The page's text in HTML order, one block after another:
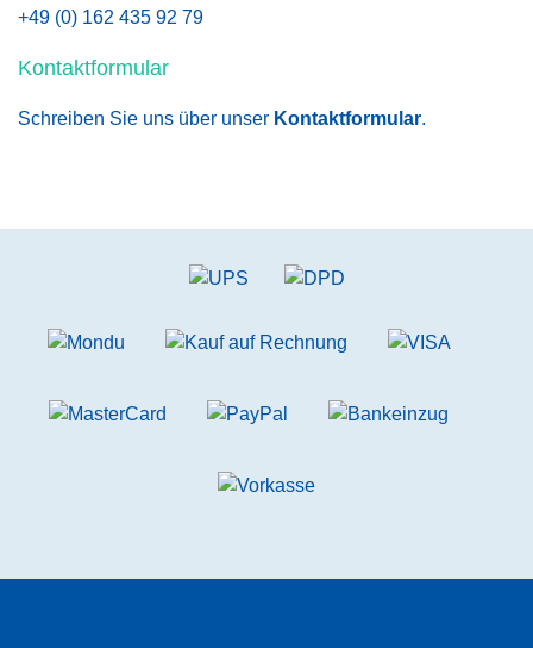
+49 (0) 162 435 92 79
Kontaktformular
Schreiben Sie uns über unser Kontaktformular.